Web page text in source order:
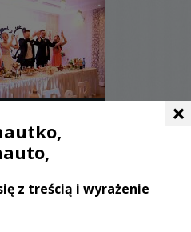
×
z treścią i wyrażenie